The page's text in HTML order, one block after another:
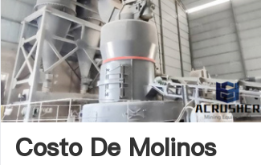
Costo De Molinos